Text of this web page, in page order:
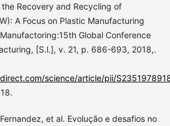
Recovery and Recycling of
A Focus on Plastic Manufacturing
Global Conference
[S.l.], v. 21, p. 686-693, 2018,.
science/article/pii/
et al. Evolução e desafios no